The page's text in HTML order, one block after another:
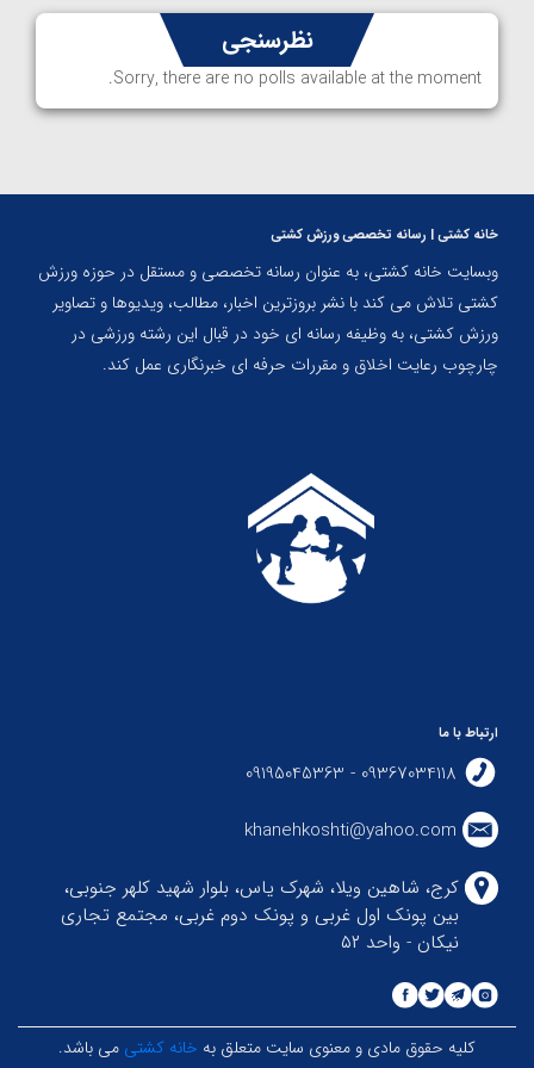
نظرسنجی
Sorry, there are no polls available at the moment.
خانه کشتی | رسانه تخصصی ورزش کشتی
وبسایت خانه کشتی، به عنوان رسانه تخصصی و مستقل در حوزه ورزش
کشتی تلاش می کند با نشر بروزترین اخبار، مطالب، ویدیوها و تصاویر
ورزش کشتی، به وظیفه رسانه ای خود در قبال این رشته ورزشی در
چارچوب رعایت اخلاق و مقررات حرفه ای خبرنگاری عمل کند.
ارتباط با ما
09367034118 - 09195045363
khanehkoshti@yahoo.com
کرج، شاهین ویلا، شهرک یاس، بلوار شهید کلهر جنوبی،
بین پونک اول غربی و پونک دوم غربی، مجتمع تجاری
نیکان - واحد ۵۲
کلیه حقوق مادی و معنوی سایت متعلق به خانه کشتی می باشد.